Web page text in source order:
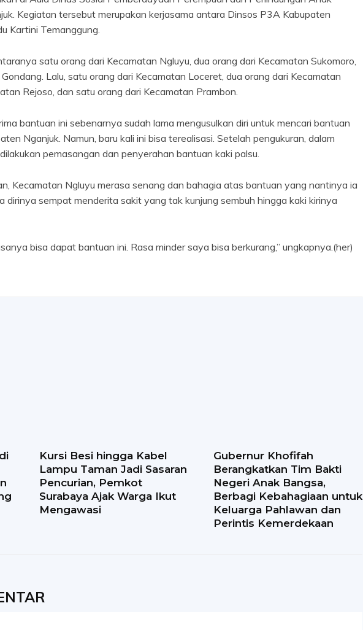
Kegiatan tersebut merupakan kerjasama antara Dinsos P3A Kabupaten
Kartini Temanggung.
satu orang dari Kecamatan Ngluyu, dua orang dari Kecamatan Sukomoro,
Lalu, satu orang dari Kecamatan Loceret, dua orang dari Kecamatan
Rejoso, dan satu orang dari Kecamatan Prambon.
bantuan ini sebenarnya sudah lama mengusulkan diri untuk mencari bantuan
Nganjuk. Namun, baru kali ini bisa terealisasi. Setelah pengukuran, dalam
pemasangan dan penyerahan bantuan kaki palsu.
Kecamatan Ngluyu merasa senang dan bahagia atas bantuan yang nantinya ia
dirinya sempat menderita sakit yang tak kunjung sembuh hingga kaki kirinya
bisa dapat bantuan ini. Rasa minder saya bisa berkurang,” ungkapnya.(her)
Kursi Besi hingga Kabel
Lampu Taman Jadi Sasaran
Pencurian, Pemkot
Surabaya Ajak Warga Ikut
Mengawasi
Gubernur Khofifah
Berangkatkan Tim Bakti
Negeri Anak Bangsa,
Berbagi Kebahagiaan untuk
Keluarga Pahlawan dan
Perintis Kemerdekaan